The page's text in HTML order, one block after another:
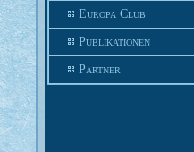
Europa Club
Publikationen
Partner